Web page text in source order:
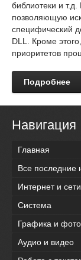
библиотеки и
позволяющую
специфический
DLL. Кроме
приоритетов
Подробнее
Навигация
Главная
Все последние
Интернет и сети
Система
Графика и фото
Аудио и видео